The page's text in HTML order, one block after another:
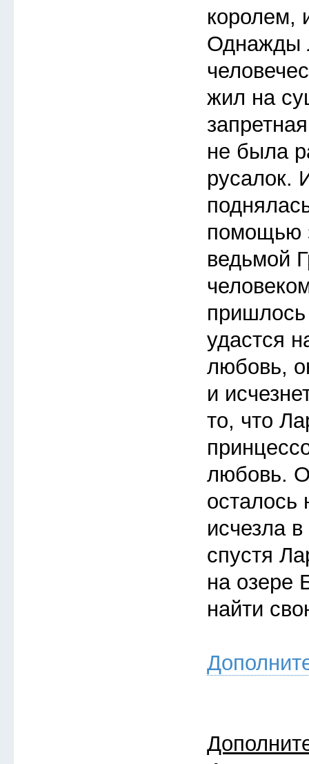
королем,
Однажды
жил на
не была
русалок.
помощью
ведьмой
удастся
любовь,
и
то, что
любовь.
осталось
исчезла
спустя
на озере
найти